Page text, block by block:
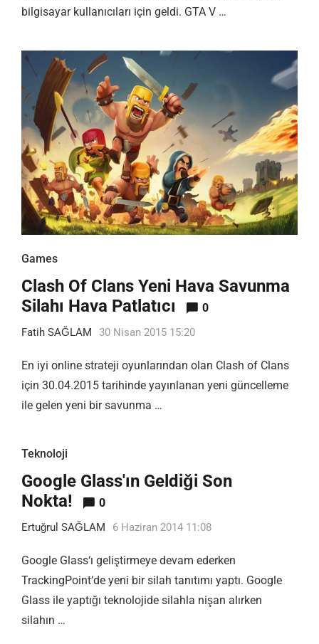
bilgisayar kullanıcıları için geldi. GTA V …
Games
Clash Of Clans Yeni Hava Savunma
Silahı Hava Patlatıcı
0
Fatih SAĞLAM 30 Nisan 2015 15:20
En iyi online strateji oyunlarından olan Clash of Clans
için 30.04.2015 tarihinde yayınlanan yeni güncelleme
ile gelen yeni bir savunma …
Teknoloji
Google Glass'ın Geldiği Son
Nokta!
0
Ertuğrul SAĞLAM 6 Haziran 2014 11:08
Google Glass‘ı geliştirmeye devam ederken
TrackingPoint‘de yeni bir silah tanıtımı yaptı. Google
Glass ile yaptığı teknolojide silahla nişan alırken
silahın …